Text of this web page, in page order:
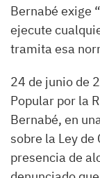
Bernabé exige
ejecute
tramita esa
24 de junio de
Popular por la
Bernabé, en
sobre la Ley de
presencia de